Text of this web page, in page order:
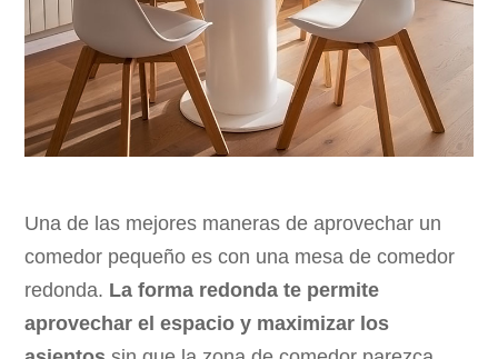
Una de las mejores maneras de aprovechar un
comedor pequeño es con una mesa de comedor
redonda. La forma redonda te permite
aprovechar el espacio y maximizar los